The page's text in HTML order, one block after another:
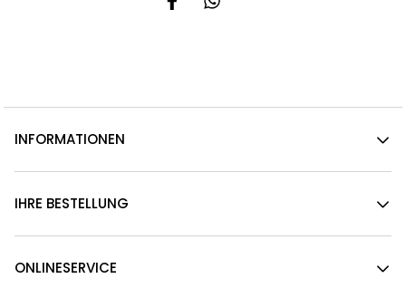
INFORMATIONEN
IHRE BESTELLUNG
ONLINESERVICE